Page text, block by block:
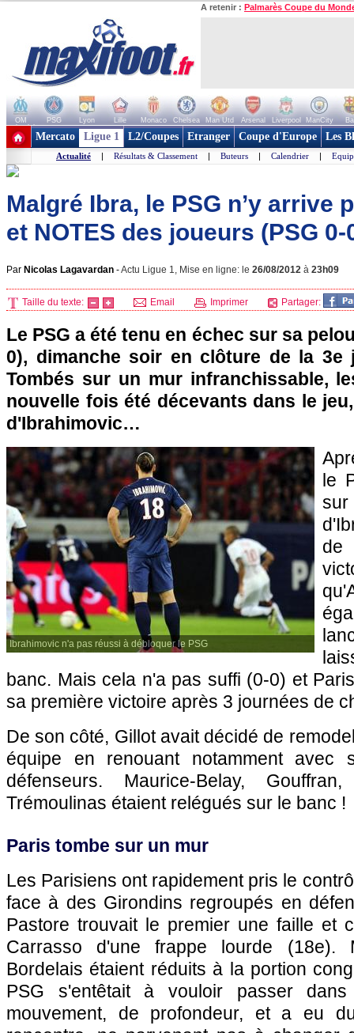
A retenir : Palmarès Coupe du
OM PSG Lyon Lille Monaco Chelsea Man Utd Arsenal Liverpool ManCity
+ de clubs
Mercato Ligue 1 L2/Coupes Etranger Coupe d'Europe Les
Actualité | Résultats & Classement | Buteurs | Calendrier |
Malgré Ibra, le PSG n’y arrive
et NOTES des joueurs (PSG
Par Nicolas Lagavardan -Actu Ligue 1, Mise en ligne: le 26/08/2012 à 23h09
Taille du texte: Email Imprimer Partager:
Le PSG a été tenu en échec sur sa
0), dimanche soir en clôture de la 3e
Tombés sur un mur infranchissable,
nouvelle fois été décevants dans le
d'Ibrahimovic…
Ibrahimovic n'a pas réussi à débloquer le PSG
le
de
banc. Mais cela n'a pas suffi (0-0) et
sa première victoire après 3 journées de
De son côté, Gillot avait décidé de
équipe en renouant notamment avec
défenseurs. Maurice-Belay,
Trémoulinas étaient relégués sur le banc !
Paris tombe sur un mur
Les Parisiens ont rapidement pris le
face à des Girondins regroupés en
Pastore trouvait le premier une faille et
Carrasso d'une frappe lourde
Bordelais étaient réduits à la portion
PSG s'entêtait à vouloir passer
mouvement, de profondeur, et a eu